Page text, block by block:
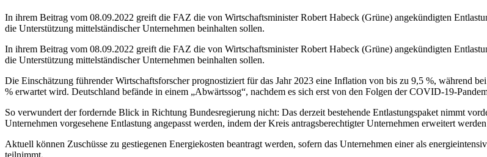
In ihrem Beitrag vom 08.09.2022 greift die FAZ die von Wirtschaftsminister Robert Habeck (Grüne) angekündigten
die Unterstützung mittelständischer Unternehmen beinhalten sollen.
In ihrem Beitrag vom 08.09.2022 greift die FAZ die von Wirtschaftsminister Robert Habeck (Grüne) angekündigten
die Unterstützung mittelständischer Unternehmen beinhalten sollen.
Die Einschätzung führender Wirtschaftsforscher prognostiziert für das Jahr 2023 eine Inflation von bis zu 9,5 %, während
% erwartet wird. Deutschland befände in einem „Abwärtssog“, nachdem es sich erst von den Folgen der COVID-19-
So verwundert der fordernde Blick in Richtung Bundesregierung nicht: Das derzeit bestehende Entlastungspaket nimmt
Unternehmen vorgesehene Entlastung angepasst werden, indem der Kreis antragsberechtigter Unternehmen erweitert
Aktuell können Zuschüsse zu gestiegenen Energiekosten beantragt werden, sofern das Unternehmen einer als
teilnimmt.